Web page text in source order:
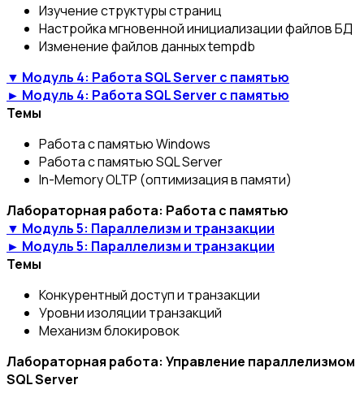
Изучение структуры страниц
Настройка мгновенной инициализации файлов БД
Изменение файлов данных tempdb
▼ Модуль 4: Работа SQL Server с памятью
► Модуль 4: Работа SQL Server с памятью
Темы
Работа с памятью Windows
Работа с памятью SQL Server
In-Memory OLTP (оптимизация в памяти)
Лабораторная работа: Работа с памятью
▼ Модуль 5: Параллелизм и транзакции
► Модуль 5: Параллелизм и транзакции
Темы
Конкурентный доступ и транзакции
Уровни изоляции транзакций
Механизм блокировок
Лабораторная работа: Управление параллелизмом
SQL Server